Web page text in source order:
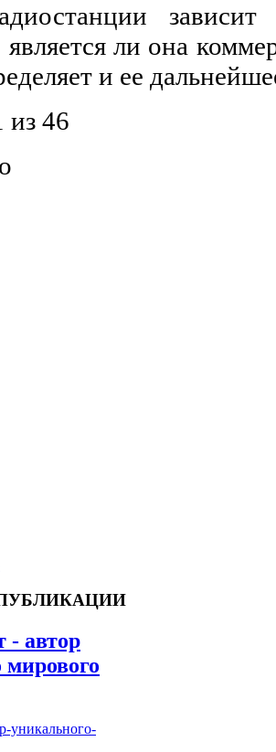
ли она
и ее
из 46
- автор
мирового